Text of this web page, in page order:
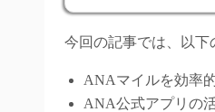
今回の記事では、以下
ANAマイルを効率
ANA公式アプリの